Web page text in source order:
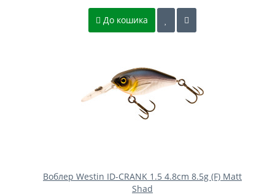
До кошика
Воблер Westin ID-CRANK 1.5 4.8cm 8.5g (F) Matt
Shad